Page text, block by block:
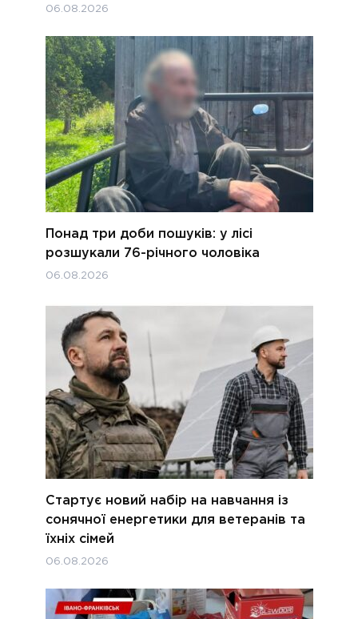
06.08.2026
Понад три доби пошуків: у лісі
розшукали 76-річного чоловіка
06.08.2026
Стартує новий набір на навчання із
сонячної енергетики для ветеранів та
їхніх сімей
06.08.2026